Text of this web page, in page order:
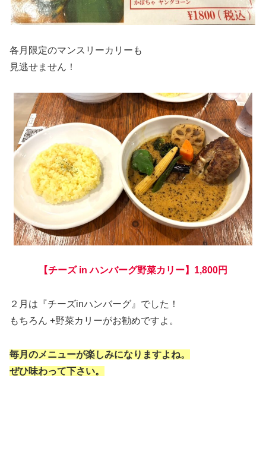
各月限定のマンスリーカリーも
見逃せません！
【チーズ in ハンバーグ野菜カリー】1,800円
２月は『チーズinハンバーグ』でした！
もちろん +野菜カリーがお勧めですよ。
毎月のメニューが楽しみになりますよね。
ぜひ味わって下さい。